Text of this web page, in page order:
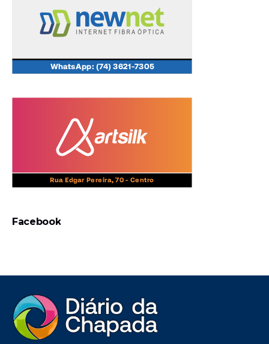
Facebook